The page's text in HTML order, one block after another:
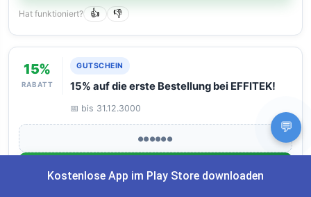
Hat funktioniert? 👍 👎
15%
RABATT
GUTSCHEIN
15% auf die erste Bestellung bei EFFITEK!
📅 bis 31.12.3000
●●●●●●
💬
Kostenlose App im Play Store downloaden